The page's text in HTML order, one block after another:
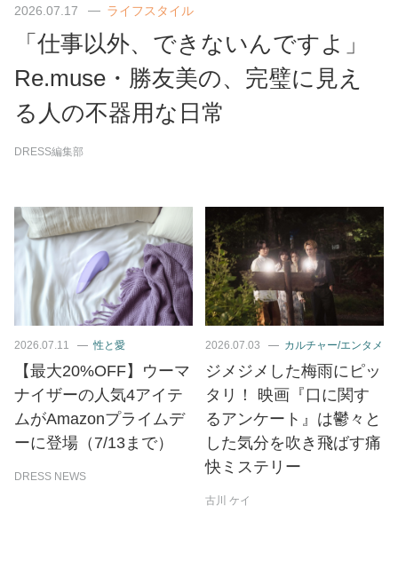
2026.07.17 ライフスタイル
「仕事以外、できないんですよ」
Re.muse・勝友美の、完璧に見え
る人の不器用な日常
DRESS編集部
2026.07.11 性と愛
【最大20%OFF】ウーマ
ナイザーの人気4アイテ
ムがAmazonプライムデ
ーに登場（7/13まで）
DRESS NEWS
2026.07.03 カルチャー/エンタメ
ジメジメした梅雨にピッ
タリ！ 映画『口に関す
るアンケート』は鬱々と
した気分を吹き飛ばす痛
快ミステリー
古川 ケイ